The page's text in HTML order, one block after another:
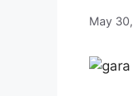
May 30,